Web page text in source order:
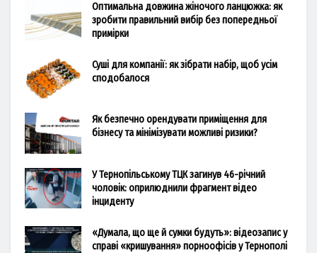
Оптимальна довжина жіночого ланцюжка: як
зробити правильний вибір без попередньої
примірки
Суші для компанії: як зібрати набір, щоб усім
сподобалося
Як безпечно орендувати приміщення для
бізнесу та мінімізувати можливі ризики?
У Тернопільському ТЦК загинув 46-річний
чоловік: оприлюднили фрагмент відео
інциденту
«Думала, що ще й сумки будуть»: відеозапис у
справі «кришування» порноофісів у Тернополі